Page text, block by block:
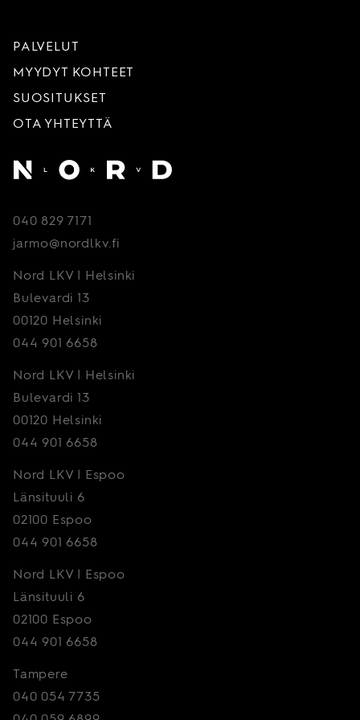
PALVELUT
MYYDYT KOHTEET
SUOSITUKSET
OTA YHTEYTTÄ
040 829 7171
jarmo@nordlkv.fi
Nord LKV | Helsinki
Bulevardi 13
00120 Helsinki
044 901 6658
Nord LKV | Helsinki
Bulevardi 13
00120 Helsinki
044 901 6658
Nord LKV | Espoo
Länsituuli 6
02100 Espoo
044 901 6658
Nord LKV | Espoo
Länsituuli 6
02100 Espoo
044 901 6658
Tampere
040 054 7735